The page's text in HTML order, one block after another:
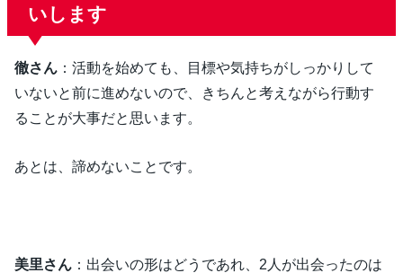
いします
徹さん ：活動を始めても、目標や気持ちがしっかりして
いないと前に進めないので、きちんと考えながら行動す
ることが大事だと思います。
あとは、諦めないことです。
美里さん ：出会いの形はどうであれ、2人が出会ったのは